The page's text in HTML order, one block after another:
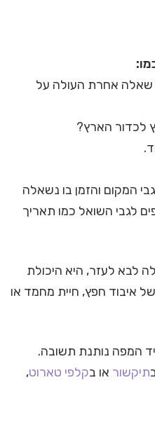
שאלה אחרת העולה על
לכדור הארץ?
המקום והזמן בו נשאלה
לגבי השואל כמו תאריך
לבא לעזר, היא היכולת
איבוד חפץ, חיית מחמד או
המפה נותנת תשובה.
תיקשור או בקלפי טארוט,